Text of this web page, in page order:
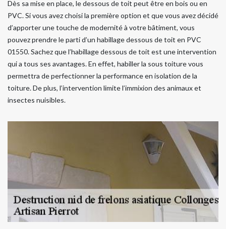
Dès sa mise en place, le dessous de toit peut être en bois ou en
PVC. Si vous avez choisi la première option et que vous avez décidé
d’apporter une touche de modernité à votre bâtiment, vous
pouvez prendre le parti d’un habillage dessous de toit en PVC
01550. Sachez que l’habillage dessous de toit est une intervention
qui a tous ses avantages. En effet, habiller la sous toiture vous
permettra de perfectionner la performance en isolation de la
toiture. De plus, l’intervention limite l’immixion des animaux et
insectes nuisibles.